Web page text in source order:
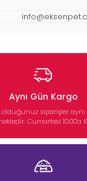
Aynı Gün Kargo
olduğunuz siparişler
Cumartesi 10:00'a